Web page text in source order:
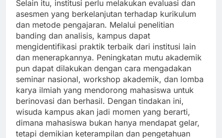
Selain itu, institusi perlu melakukan evaluasi dan
asesmen yang berkelanjutan terhadap kurikulum
dan metode pengajaran. Melalui penelitian
banding dan analisis, kampus dapat
mengidentifikasi praktik terbaik dari institusi lain
dan menerapkannya. Peningkatan mutu akademik
pun dapat dilakukan dengan cara mengadakan
seminar nasional, workshop akademik, dan lomba
karya ilmiah yang mendorong mahasiswa untuk
berinovasi dan berhasil. Dengan tindakan ini,
wisuda kampus akan jadi momen yang berarti,
dimana mahasiswa bukan hanya mendapat gelar,
tetapi demikian keterampilan dan pengetahuan